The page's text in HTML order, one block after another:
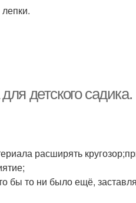
детского
расширять
бы то ни было ещё,